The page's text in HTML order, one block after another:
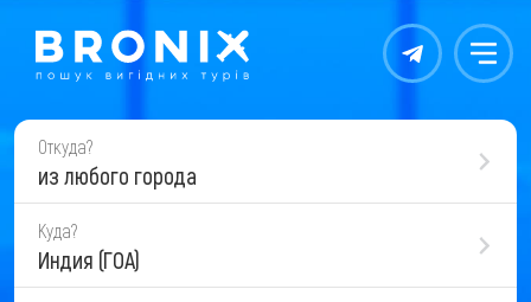
Контакты Меню
Откуда?
из любого города
Куда?
Индия (ГОА)